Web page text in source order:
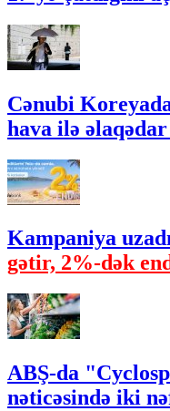
Cənubi
hava ilə əlaqədar
Kampaniya
gətir, 2%-dək
ABŞ-da
nəticəsində iki